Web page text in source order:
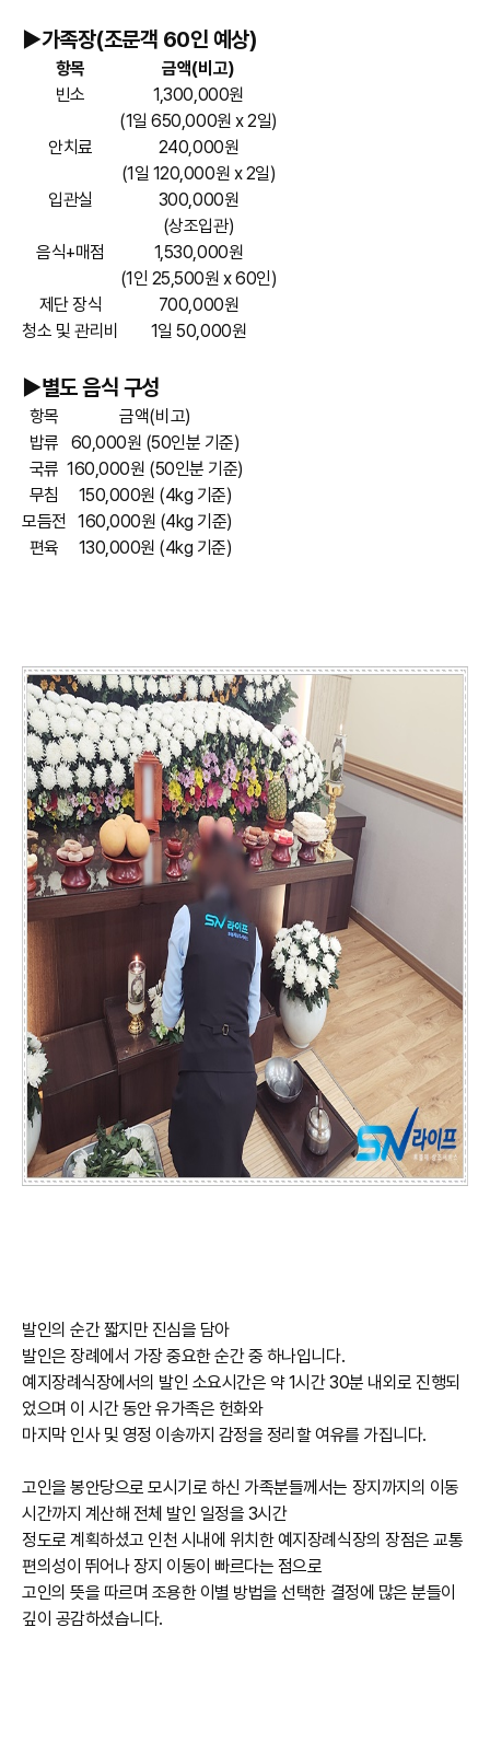
►가족장(조문객 60인 예상)
항목
금액(비고)
빈소
1,300,000원
(1일 650,000원 x 2일)
안치료
240,000원
(1일 120,000원 x 2일)
입관실
300,000원
(상조입관)
음식+매점
1,530,000원
(1인 25,500원 x 60인)
제단 장식
700,000원
청소 및 관리비
1일 50,000원
►별도 음식 구성
항목
금액(비고)
밥류
60,000원 (50인분 기준)
국류 160,000원 (50인분 기준)
무침
150,000원 (4kg 기준)
모듬전
160,000원 (4kg 기준)
편육
130,000원 (4kg 기준)
발인의 순간 짧지만 진심을 담아
발인은 장례에서 가장 중요한 순간 중 하나입니다.
예지장례식장에서의 발인 소요시간은 약 1시간 30분 내외로 진행되
었으며 이 시간 동안 유가족은 헌화와
마지막 인사 및 영정 이송까지 감정을 정리할 여유를 가집니다.
고인을 봉안당으로 모시기로 하신 가족분들께서는 장지까지의 이동
시간까지 계산해 전체 발인 일정을 3시간
정도로 계획하셨고 인천 시내에 위치한 예지장례식장의 장점은 교통
편의성이 뛰어나 장지 이동이 빠르다는 점으로
고인의 뜻을 따르며 조용한 이별 방법을 선택한 결정에 많은 분들이
깊이 공감하셨습니다.